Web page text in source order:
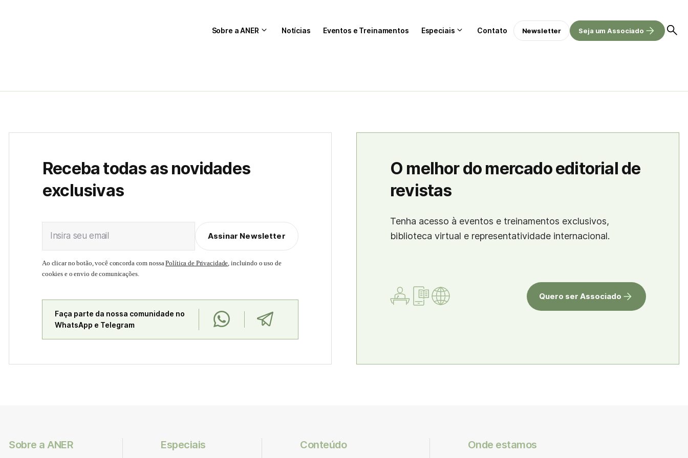
Sobre a ANER Notícias Eventos e Treinamentos Especiais Contato Newsletter Seja um Associado
Receba todas as novidades
exclusivas
Insira seu email Assinar Newsletter
Ao clicar no botão, você concorda com nossaPolítica de Privacidade, incluindo o uso de
cookies e o envio de comunicações.
Faça parte da nossa comunidade no
WhatsApp e Telegram
O melhor do mercado editorial de
revistas
Tenha acesso à eventos e treinamentos exclusivos,
biblioteca virtual e representatividade internacional.
Quero ser Associado
Sobre a ANER Especiais Conteúdo Onde estamos